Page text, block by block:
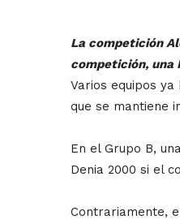
La competición
competición, una
Varios equipos
que se mantiene
En el Grupo B,
Denia 2000 si el
Contrariamente,